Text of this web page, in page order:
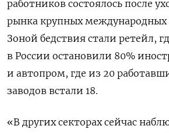
работников состоялось после
рынка крупных международных
Зоной бедствия стали ретейл,
в России остановили 80%
и автопром, где из 20
заводов встали 18.
«В других секторах сейчас